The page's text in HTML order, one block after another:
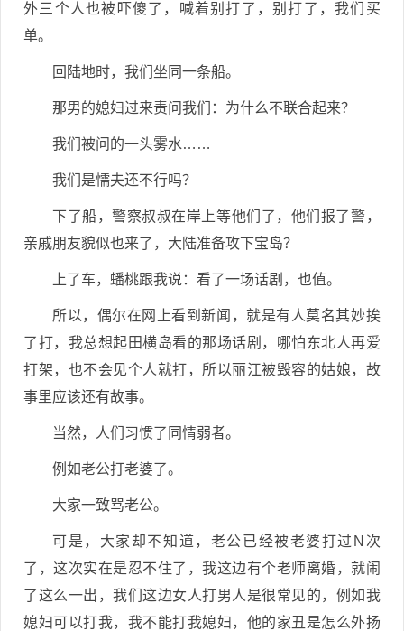
外三个人也被吓傻了，喊着别打了，别打了，我们买
单。
回陆地时，我们坐同一条船。
那男的媳妇过来责问我们：为什么不联合起来？
我们被问的一头雾水……
我们是懦夫还不行吗？
下了船，警察叔叔在岸上等他们了，他们报了警，
亲戚朋友貌似也来了，大陆准备攻下宝岛？
上了车，蟠桃跟我说：看了一场话剧，也值。
所以，偶尔在网上看到新闻，就是有人莫名其妙挨
了打，我总想起田横岛看的那场话剧，哪怕东北人再爱
打架，也不会见个人就打，所以丽江被毁容的姑娘，故
事里应该还有故事。
当然，人们习惯了同情弱者。
例如老公打老婆了。
大家一致骂老公。
可是，大家却不知道，老公已经被老婆打过N次
了，这次实在是忍不住了，我这边有个老师离婚，就闹
了这么一出，我们这边女人打男人是很常见的，例如我
媳妇可以打我，我不能打我媳妇，他的家丑是怎么外扬